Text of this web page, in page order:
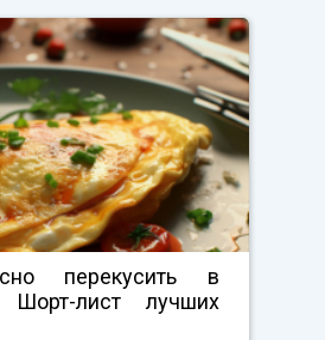
перекусить в
Шорт-лист лучших